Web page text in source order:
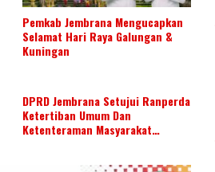
Pemkab Jembrana Mengucapkan
Selamat Hari Raya Galungan &
Kuningan
DPRD Jembrana Setujui Ranperda
Ketertiban Umum Dan
Ketenteraman Masyarakat